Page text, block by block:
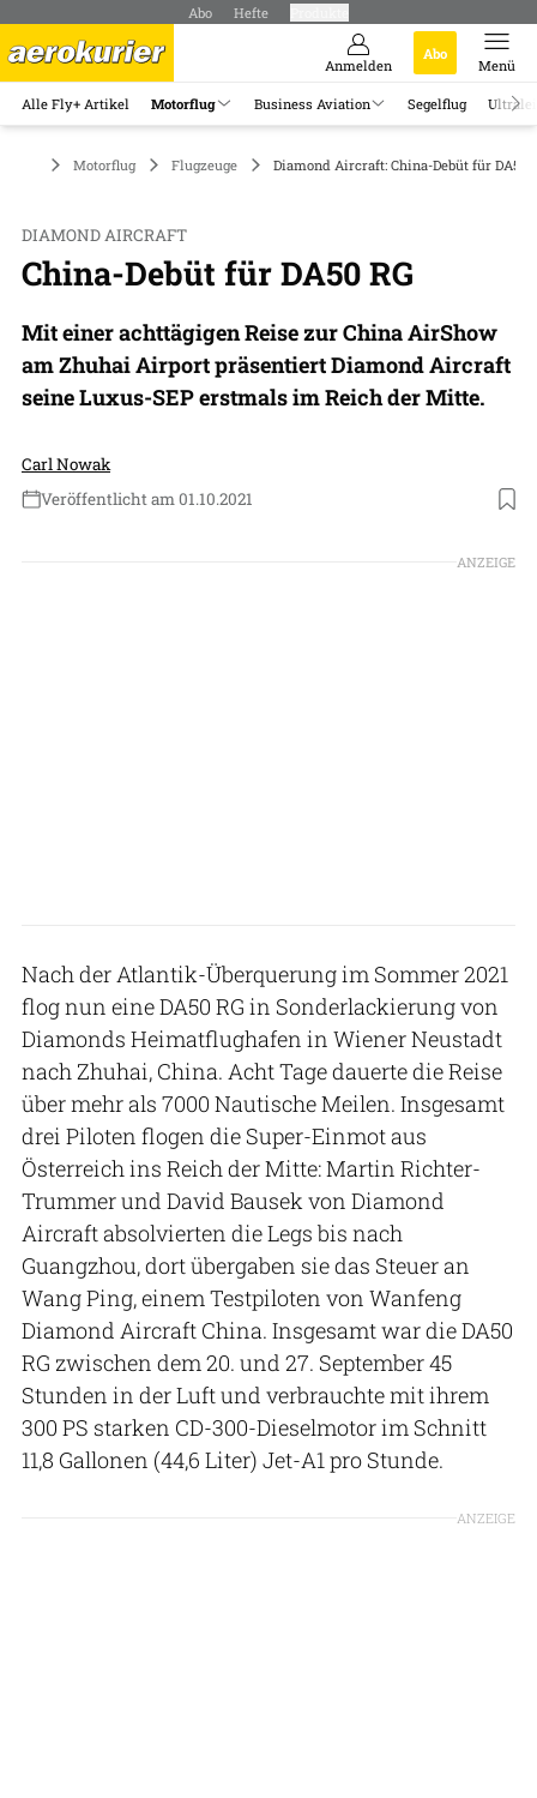
Abo Hefte
Anmelden
Abo
Menü
Alle Fly+ Artikel Motorflug Business Aviation Segelflug
Motorflug Flugzeuge Diamond Aircraft: China-Debüt für DA50
DIAMOND AIRCRAFT
China-Debüt für DA50 RG
Mit einer achttägigen Reise zur China AirShow
am Zhuhai Airport präsentiert Diamond Aircraft
seine Luxus-SEP erstmals im Reich der Mitte.
Carl Nowak
Veröffentlicht am 01.10.2021
Foto: Diamond Aircraft
ANZEIGE
Nach der Atlantik-Überquerung im Sommer 2021
flog nun eine DA50 RG in Sonderlackierung von
Diamonds Heimatflughafen in Wiener Neustadt
nach Zhuhai, China. Acht Tage dauerte die Reise
über mehr als 7000 Nautische Meilen. Insgesamt
drei Piloten flogen die Super-Einmot aus
Österreich ins Reich der Mitte: Martin Richter-
Trummer und David Bausek von Diamond
Aircraft absolvierten die Legs bis nach
Guangzhou, dort übergaben sie das Steuer an
Wang Ping, einem Testpiloten von Wanfeng
Diamond Aircraft China. Insgesamt war die DA50
RG zwischen dem 20. und 27. September 45
Stunden in der Luft und verbrauchte mit ihrem
300 PS starken CD-300-Dieselmotor im Schnitt
11,8 Gallonen (44,6 Liter) Jet-A1 pro Stunde.
ANZEIGE